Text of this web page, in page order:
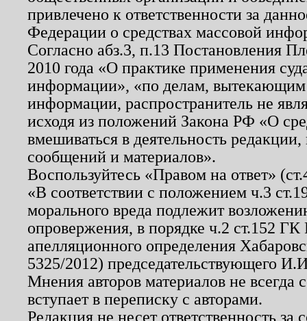
привлечено к ответственности за
Федерации о средствах массовой
Согласно абз.3, п.13 Постановления
2010 года «О практике применения
информации», «по делам, вытекающим
информации, распространитель не
исходя из положений Закона РФ «О
вмешиваться в деятельность
сообщений и материалов».
Воспользуйтесь «Правом на ответ»
«В соответствии с положением ч.3
морального вреда подлежит
опровержения, в порядке ч.2 ст.152
апелляционного определения
5325/2012) председательствующего
Мнения авторов материалов не
вступает в переписку с авторами.
Редакция не несет ответственность